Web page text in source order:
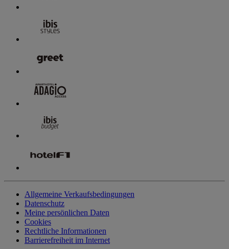
Allgemeine Verkaufsbedingungen
Datenschutz
Meine persönlichen Daten
Cookies
Rechtliche Informationen
Barrierefreiheit im Internet